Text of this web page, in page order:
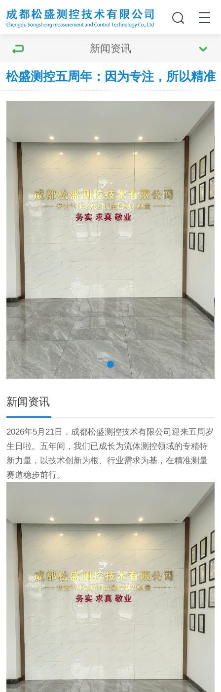
新闻资讯
松盛测控五周年：因为专注，所以精准
新闻资讯
2026年5月21日，成都松盛测控技术有限公司迎来五周岁
生日啦。五年间，我们已成长为流体测控领域的专精特
新力量，以技术创新为根、行业需求为基，在精准测量
赛道稳步前行。